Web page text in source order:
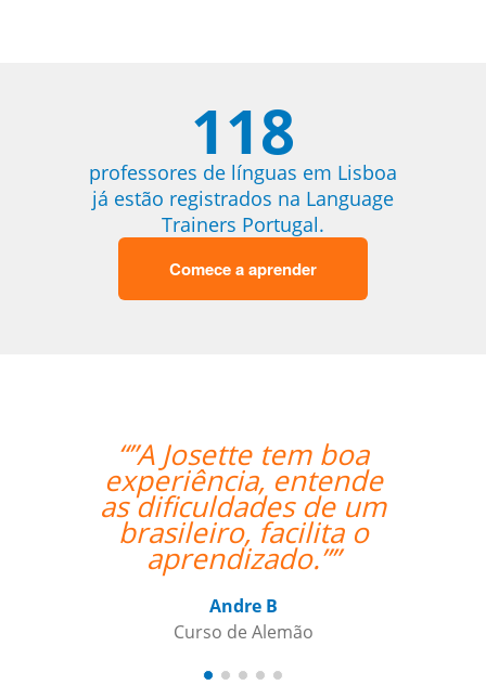
118
professores de línguas em Lisboa
já estão registrados na Language
Trainers Portugal.
Comece a aprender
“”A Josette tem boa
experiência, entende
as dificuldades de um
brasileiro, facilita o
aprendizado.””
Andre B
Curso de Alemão